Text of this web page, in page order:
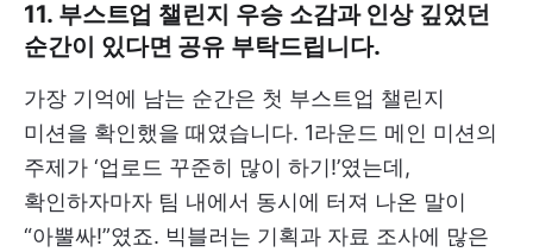
11. 부스트업 챌린지 우승 소감과 인상 깊었던
순간이 있다면 공유 부탁드립니다.
가장 기억에 남는 순간은 첫 부스트업 챌린지
미션을 확인했을 때였습니다. 1라운드 메인 미션의
주제가 ‘업로드 꾸준히 많이 하기!’였는데,
확인하자마자 팀 내에서 동시에 터져 나온 말이
“아뿔싸!”였죠. 빅블러는 기획과 자료 조사에 많은